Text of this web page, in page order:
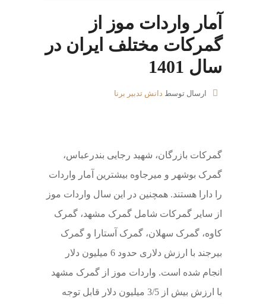
آمار واردات موز از
گمرکات مختلف ایران در
سال 1401
ارسال توسط دانش تدبیر برنا
گمرکات بازرگان، شهید رجایی بندرعباس،
گمرک بوشهر و میرجاوه بیشترین آمار واردات
را دارا هستند. همچنین در این سال واردات موز
از سایر گمرکات شامل گمرک مشهد، گمرک
کاوه، گمرک سهلان، گمرک آستارا و گمرک
بیرجند با ارزش دلاری حدود 6 میلیون دلار
انجام شده است. واردات موز از گمرک مشهد
با ارزش بیش از 3/5 میلیون دلار قابل توجه